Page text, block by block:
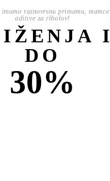
raznovrsnu primamu,
aditive za ribolov!
I
DO
30%